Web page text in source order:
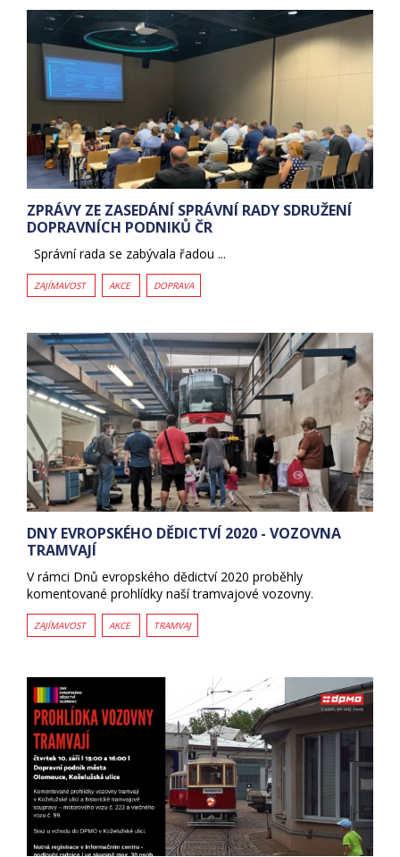
ZPRÁVY ZE ZASEDÁNÍ SPRÁVNÍ RADY SDRUŽENÍ
DOPRAVNÍCH PODNIKŮ ČR
Správní rada se zabývala řadou ...
ZAJÍMAVOST AKCE DOPRAVA
DNY EVROPSKÉHO DĚDICTVÍ 2020 - VOZOVNA
TRAMVAJÍ
V rámci Dnů evropského dědictví 2020 proběhly
komentované prohlídky naší tramvajové vozovny.
ZAJÍMAVOST AKCE TRAMVAJ